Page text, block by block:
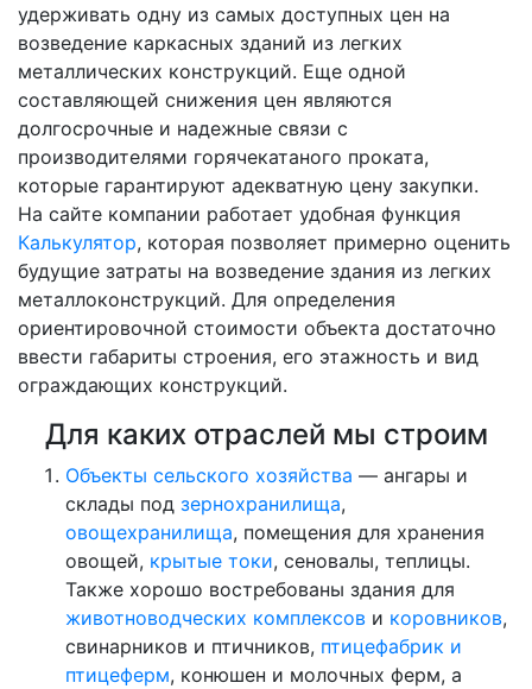
удерживать одну из самых доступных цен на
возведение каркасных зданий из легких
металлических конструкций. Еще одной
составляющей снижения цен являются
долгосрочные и надежные связи с
производителями горячекатаного проката,
которые гарантируют адекватную цену закупки.
На сайте компании работает удобная функция
Калькулятор, которая позволяет примерно оценить
будущие затраты на возведение здания из легких
металлоконструкций. Для определения
ориентировочной стоимости объекта достаточно
ввести габариты строения, его этажность и вид
ограждающих конструкций.
Для каких отраслей мы строим
Объекты сельского хозяйства — ангары и
склады под зернохранилища,
овощехранилища, помещения для хранения
овощей, крытые токи, сеновалы, теплицы.
Также хорошо востребованы здания для
животноводческих комплексов и коровников,
свинарников и птичников, птицефабрик и
птицеферм, конюшен и молочных ферм, а